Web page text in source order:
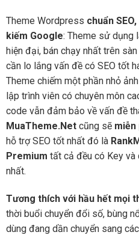
Theme Wordpress chuẩn
kiếm Google: Theme sử dụng
hiện đại, bán chạy nhất trên
cần lo lắng vấn đề có SEO tốt
Theme chiếm một phần nhỏ
lập trình viên có chuyên môn
code vẫn đảm bảo về vấn đề
MuaTheme.Net cũng sẽ miễn
hỗ trợ SEO tốt nhất đó là
Premium tất cả đều có Key
nhất.
Tương thích với hầu hết mọi
thời buổi chuyển đổi số, bùng
dùng đang dần chuyển sang